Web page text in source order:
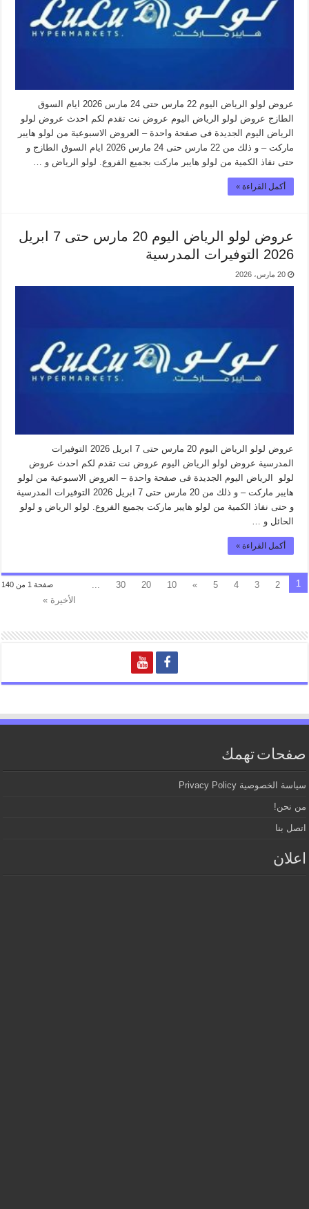
عروض لولو الرياض اليوم 22 مارس حتى 24 مارس 2026 ايام السوق
الطازج عروض لولو الرياض اليوم عروض نت تقدم لكم احدث عروض لولو
الرياض اليوم الجديدة فى صفحة واحدة – العروض الاسبوعية من لولو هايبر
ماركت – و ذلك من 22 مارس حتى 24 مارس 2026 ايام السوق الطازج و
حتى نفاذ الكمية من لولو هايبر ماركت بجميع الفروع. لولو الرياض و …
أكمل القراءة »
عروض لولو الرياض اليوم 20 مارس حتى 7 ابريل
2026 التوفيرات المدرسية
20 مارس، 2026
عروض لولو الرياض اليوم 20 مارس حتى 7 ابريل 2026 التوفيرات
المدرسية عروض لولو الرياض اليوم عروض نت تقدم لكم احدث عروض
لولو الرياض اليوم الجديدة فى صفحة واحدة – العروض الاسبوعية من لولو
هايبر ماركت – و ذلك من 20 مارس حتى 7 ابريل 2026 التوفيرات المدرسية
و حتى نفاذ الكمية من لولو هايبر ماركت بجميع الفروع. لولو الرياض و لولو
الحائل و …
أكمل القراءة »
صفحة 1 من 140 1
2
3
4
5
»
10
20
30
الأخيرة »
صفحات تهمك
سياسة الخصوصية Privacy Policy
من نحن!
اتصل بنا
اعلان